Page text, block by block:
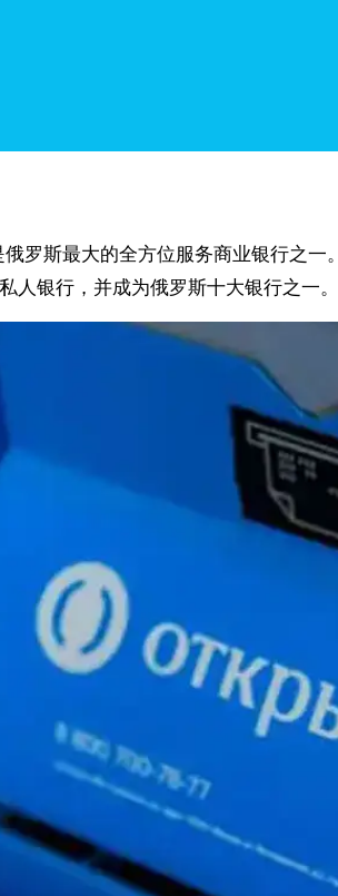
罗斯最大的全方位服务商业银行之一
银行，并成为俄罗斯十大银行之一。